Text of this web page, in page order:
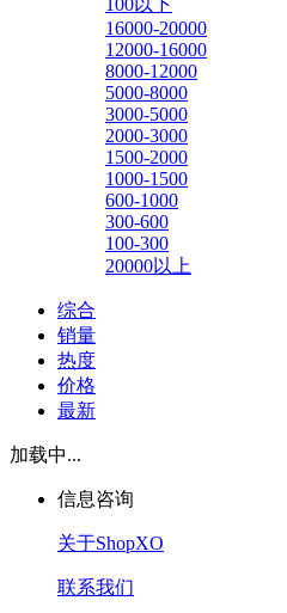
16000-20000
12000-16000
8000-12000
5000-8000
3000-5000
2000-3000
1500-2000
1000-1500
600-1000
300-600
100-300
20000以上
综合
销量
热度
价格
最新
加载中...
信息咨询
关于ShopXO
联系我们